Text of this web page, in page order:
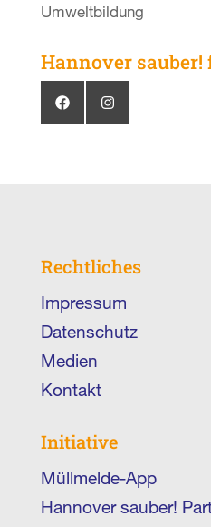
Umweltbildung
Hannover sauber!
Rechtliches
Impressum
Datenschutz
Medien
Kontakt
Initiative
Müllmelde-App
Hannover sauber!